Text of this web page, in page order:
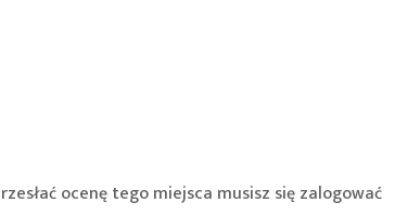
ocenę tego miejsca musisz sięzalogować